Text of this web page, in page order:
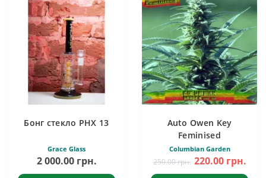
Бонг стекло PHX 13
Grace Glass
2 000.00 грн.
Auto Owen Key
Feminised
Columbian Garden
250.00 грн. 220.00 грн.